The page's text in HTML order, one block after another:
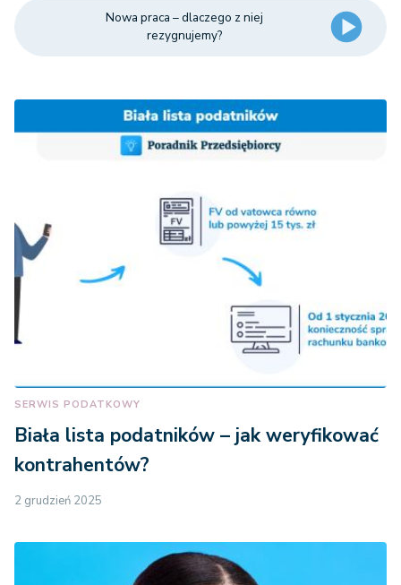
Nowa praca – dlaczego z niej
rezygnujemy?
SERWIS PODATKOWY
Biała lista podatników – jak weryfikować
kontrahentów?
2 grudzień 2025